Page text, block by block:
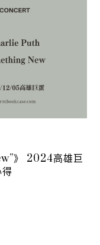
》 2024高雄巨